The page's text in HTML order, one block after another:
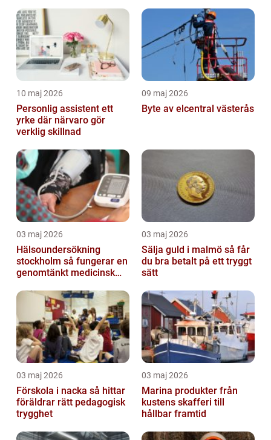
10 maj 2026
Personlig assistent ett
yrke där närvaro gör
verklig skillnad
09 maj 2026
Byte av elcentral västerås
03 maj 2026
Hälsoundersökning
stockholm så fungerar en
genomtänkt medicinsk
03 maj 2026
Sälja guld i malmö så får
du bra betalt på ett tryggt
sätt
03 maj 2026
Förskola i nacka så hittar
föräldrar rätt pedagogisk
trygghet
03 maj 2026
Marina produkter från
kustens skafferi till
hållbar framtid